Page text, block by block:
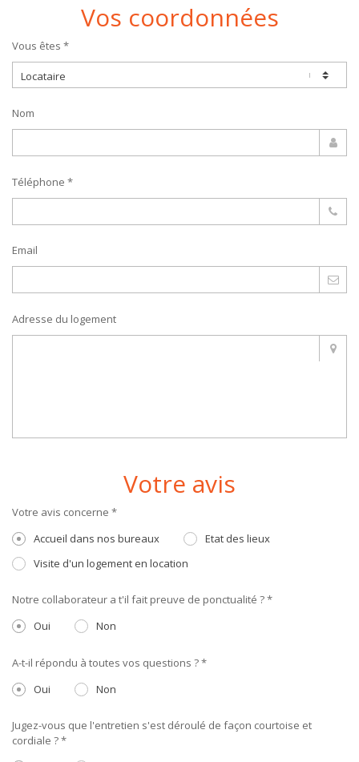
Vos coordonnées
Vous êtes *
Nom
Téléphone *
Email
Adresse du logement
Votre avis
Votre avis concerne *
Accueil dans nos bureaux
Etat des lieux
Visite d'un logement en location
Notre collaborateur a t'il fait preuve de ponctualité ? *
Oui
Non
A-t-il répondu à toutes vos questions ? *
Oui
Non
Jugez-vous que l'entretien s'est déroulé de façon courtoise et
cordiale ? *